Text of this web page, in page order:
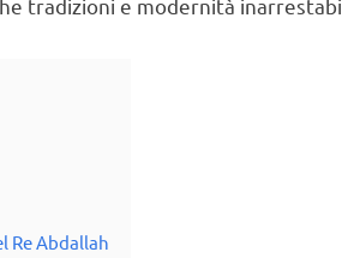
tradizioni e modernità
Re Abdallah